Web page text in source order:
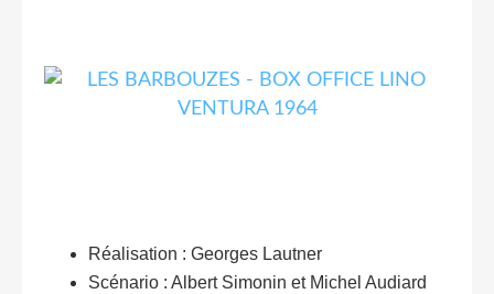
Réalisation : Georges Lautner
Scénario : Albert Simonin et Michel Audiard